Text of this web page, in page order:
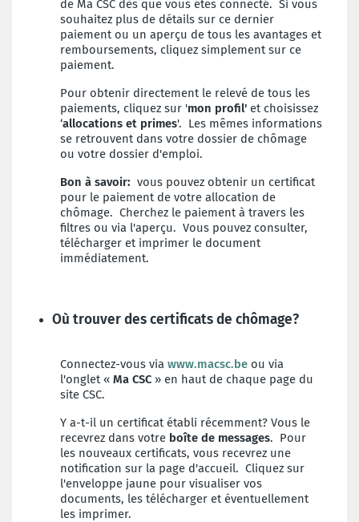
de Ma CSC dès que vous êtes connecté. Si vous
souhaitez plus de détails sur ce dernier
paiement ou un aperçu de tous les avantages et
remboursements, cliquez simplement sur ce
paiement.
Pour obtenir directement le relevé de tous les
paiements, cliquez sur 'mon profil' et choisissez
‘allocations et primes'. Les mêmes informations
se retrouvent dans votre dossier de chômage
ou votre dossier d'emploi.
Bon à savoir: vous pouvez obtenir un certificat
pour le paiement de votre allocation de
chômage. Cherchez le paiement à travers les
filtres ou via l'aperçu. Vous pouvez consulter,
télécharger et imprimer le document
immédiatement.
Où trouver des certificats de chômage?
Connectez-vous via www.macsc.be ou via
l'onglet « Ma CSC » en haut de chaque page du
site CSC.
Y a-t-il un certificat établi récemment? Vous le
recevrez dans votre boîte de messages. Pour
les nouveaux certificats, vous recevrez une
notification sur la page d'accueil. Cliquez sur
l'enveloppe jaune pour visualiser vos
documents, les télécharger et éventuellement
les imprimer.